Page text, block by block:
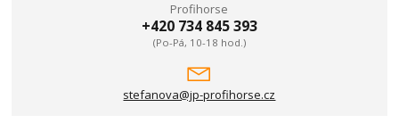
Profihorse
+420 734 845 393
(Po-Pá, 10-18 hod.)
stefanova@jp-profihorse.cz